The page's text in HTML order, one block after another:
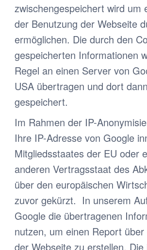
zwischengespeichert wird um
der Benutzung der Webseite
ermöglichen. Die durch den
gespeicherten Informationen
Regel an einen Server von
USA übertragen und dort dann
gespeichert.
Im Rahmen der IP-
Ihre IP-Adresse von Google
Mitgliedsstaates der EU oder
anderen Vertragsstaat des
über den europäischen
zuvor gekürzt. In unserem
Google die übertragenen
nutzen, um einen Report
der Webseite zu erstellen.